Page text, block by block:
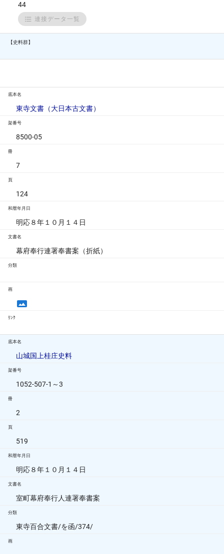
44
連接データ一覧
【史料群】
底本名
東寺文書（大日本古文書）
架番号
8500-05
冊
7
頁
124
和暦年月日
明応８年１０月１４日
文書名
幕府奉行連署奉書案（折紙）
分類
画
ﾘﾝｸ
底本名
山城国上桂庄史料
架番号
1052-507-1～3
冊
2
頁
519
和暦年月日
明応８年１０月１４日
文書名
室町幕府奉行人連署奉書案
分類
東寺百合文書/を函/374/
画